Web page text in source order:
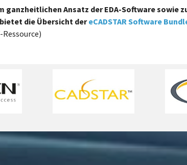
ganzheitlichen Ansatz der EDA-Software sowie
die Übersicht dereCADSTAR Software